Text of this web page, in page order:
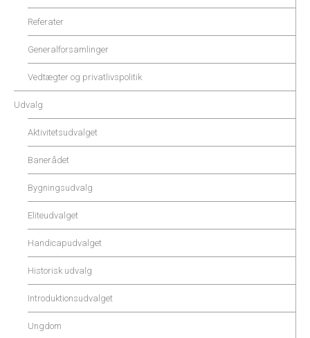
Referater
Generalforsamlinger
Vedtægter og privatlivspolitik
Udvalg
Aktivitetsudvalget
Banerådet
Bygningsudvalg
Eliteudvalget
Handicapudvalget
Historisk udvalg
Introduktionsudvalget
Ungdom